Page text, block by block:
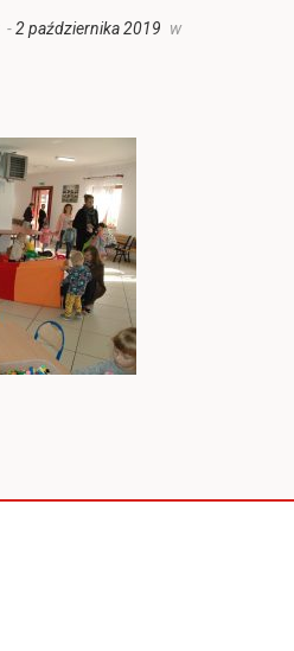
-2 października 2019 w